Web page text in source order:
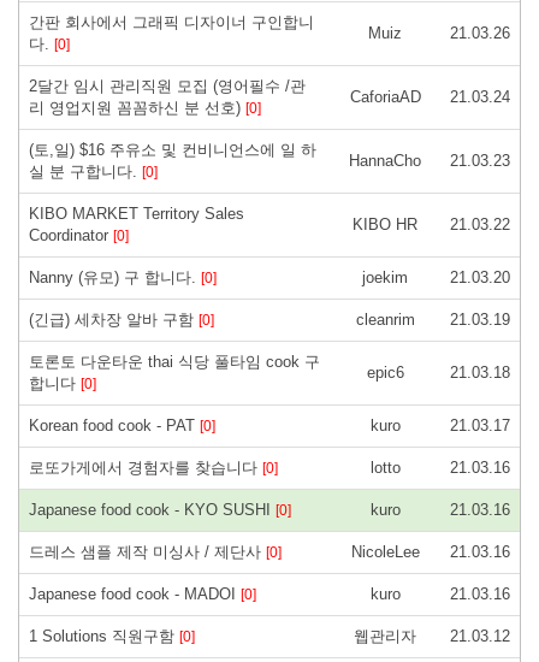
간판 회사에서 그래픽 디자이너 구인합니
다. [0]
Muiz 21.03.26
2달간 임시 관리직원 모집 (영어필수 /관
리 영업지원 꼼꼼하신 분 선호) [0]
CaforiaAD 21.03.24
(토,일) $16 주유소 및 컨비니언스에 일 하
실 분 구합니다. [0]
HannaCho 21.03.23
KIBO MARKET Territory Sales
Coordinator [0]
KIBO HR 21.03.22
Nanny (유모) 구 합니다. [0] joekim 21.03.20
(긴급) 세차장 알바 구함 [0] cleanrim 21.03.19
토론토 다운타운 thai 식당 풀타임 cook 구
합니다 [0]
epic6 21.03.18
Korean food cook - PAT [0] kuro 21.03.17
로또가게에서 경험자를 찾습니다 [0] lotto 21.03.16
Japanese food cook - KYO SUSHI [0] kuro 21.03.16
드레스 샘플 제작 미싱사 / 제단사 [0] NicoleLee 21.03.16
Japanese food cook - MADOI [0] kuro 21.03.16
1 Solutions 직원구함 [0] 웹관리자 21.03.12